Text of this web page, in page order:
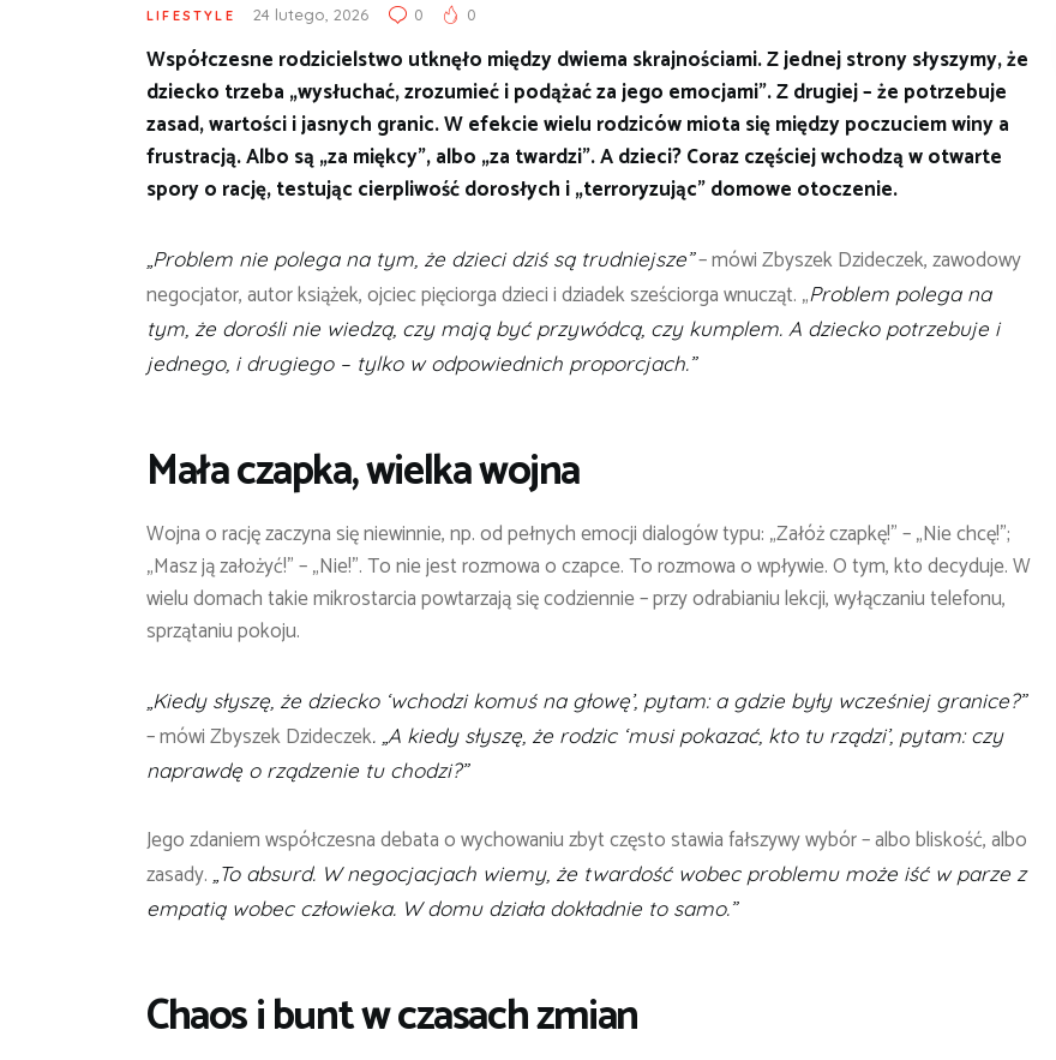
LIFESTYLE 24 lutego, 2026 0 0
Współczesne rodzicielstwo utknęło między dwiema skrajnościami. Z jednej strony słyszymy, że
dziecko trzeba „wysłuchać, zrozumieć i podążać za jego emocjami”. Z drugiej – że potrzebuje
zasad, wartości i jasnych granic. W efekcie wielu rodziców miota się między poczuciem winy a
frustracją. Albo są „za miękcy”, albo „za twardzi”. A dzieci? Coraz częściej wchodzą w otwarte
spory o rację, testując cierpliwość dorosłych i „terroryzując” domowe otoczenie.
„Problem nie polega na tym, że dzieci dziś są trudniejsze”– mówi Zbyszek Dzideczek, zawodowy
negocjator, autor książek, ojciec pięciorga dzieci i dziadek sześciorga wnucząt. „Problem polega na
tym, że dorośli nie wiedzą, czy mają być przywódcą, czy kumplem. A dziecko potrzebuje i
jednego, i drugiego – tylko w odpowiednich proporcjach.”
Mała czapka, wielka wojna
Wojna o rację zaczyna się niewinnie, np. od pełnych emocji dialogów typu: „Załóż czapkę!” – „Nie chcę!”;
„Masz ją założyć!” – „Nie!”. To nie jest rozmowa o czapce. To rozmowa o wpływie. O tym, kto decyduje. W
wielu domach takie mikrostarcia powtarzają się codziennie – przy odrabianiu lekcji, wyłączaniu telefonu,
sprzątaniu pokoju.
„Kiedy słyszę, że dziecko ‘wchodzi komuś na głowę’, pytam: a gdzie były wcześniej granice?”
– mówi Zbyszek Dzideczek. „A kiedy słyszę, że rodzic ‘musi pokazać, kto tu rządzi’, pytam: czy
naprawdę o rządzenie tu chodzi?”
Jego zdaniem współczesna debata o wychowaniu zbyt często stawia fałszywy wybór – albo bliskość, albo
zasady.
„To absurd. W negocjacjach wiemy, że twardość wobec problemu może iść w parze z
empatią wobec człowieka. W domu działa dokładnie to samo.”
Chaos i bunt w czasach zmian